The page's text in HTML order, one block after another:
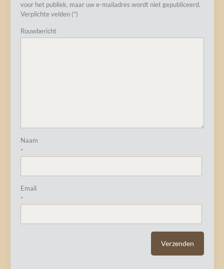
voor het publiek, maar uw e-mailadres wordt niet gepubliceerd.
Verplichte velden (*)
Rouwbericht
Naam
*
Email
*